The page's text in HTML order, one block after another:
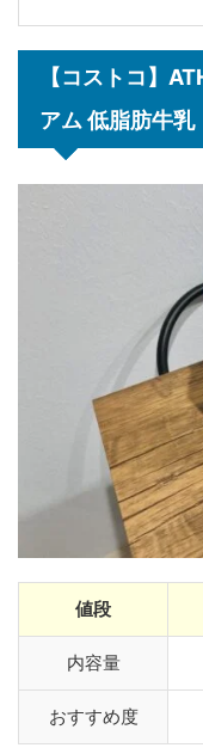
【コストコ】
アム 低脂肪牛乳
値段
内容量
おすすめ度